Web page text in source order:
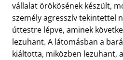
vállalat örökösének készült,
személy agresszív tekintettel
úttestre lépve, aminek
lezuhant. A látomásban a
kiáltotta, miközben lezuhant,